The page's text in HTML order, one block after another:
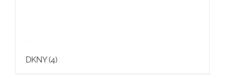
DKNY(4)